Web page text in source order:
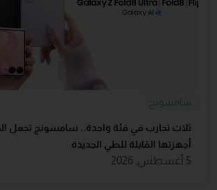
سامسونج
ثلاث تجارب في فئة واحدة.. سامسونج تجعل
أجهزتها القابلة للطي الجديدة
5 أغسطس, 2026